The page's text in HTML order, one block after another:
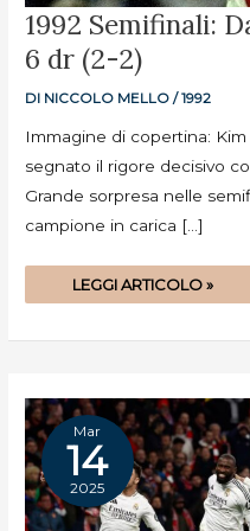
1992 Semifinali:
6 dr (2-2)
DI NICCOLO MELLO/1992
Immagine di copertina:
segnato il rigore decisivo
Grande sorpresa nelle
campione in carica […]
1992
SEMIFINALI:
OLANDA
7-
DR
2)
LEGGI ARTICOLO »
Mar
14
2025